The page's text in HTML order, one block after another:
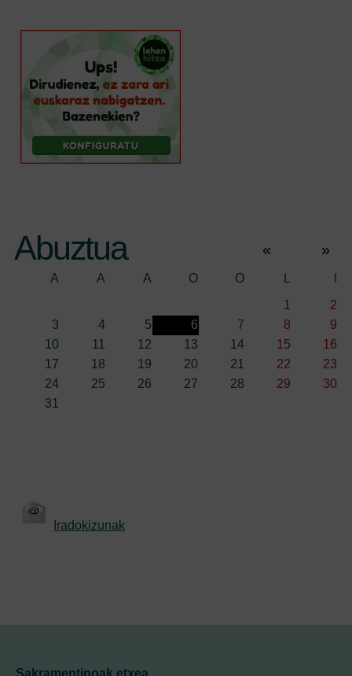
Abuztua « »
A A A O O
1
2
3
4 5 6 7 8
9
10
11 12 13 14 15
16
17
18 19 20 21 22
23
24
25 26 27 28 29
30
31
Iradokizunak